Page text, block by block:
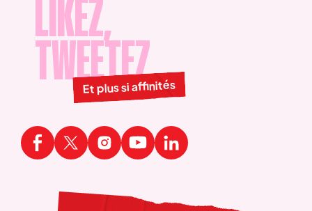
LIKEZ,
TWEETEZ
Et plus si affinités